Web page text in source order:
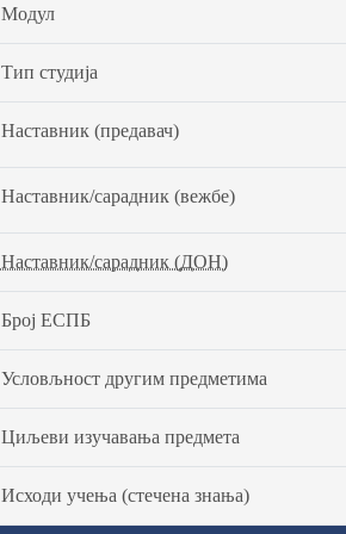
Модул
Тип студија
Наставник (предавач)
Наставник/сарадник (вежбе)
Наставник/сарадник (ДОН)
Број ЕСПБ
Условљност другим предметима
Циљеви изучавања предмета
Исходи учења (стечена знања)